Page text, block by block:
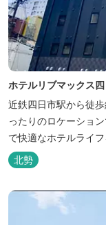
ホテルリブマックス
近鉄四日市駅から徒
ったりのロケーショ
で快適なホテルライフ
北勢